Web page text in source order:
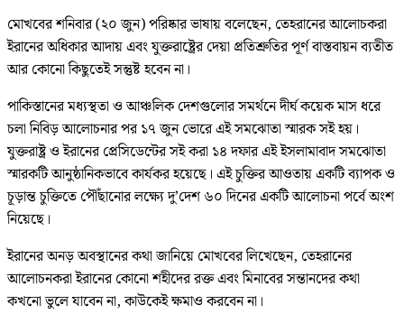
মোখবের শনিবার (২০ জুন) পরিষ্কার ভাষায় বলেছেন, তেহরানের আলোচকরা
ইরানের অধিকার আদায় এবং যুক্তরাষ্ট্রের দেয়া প্রতিশ্রুতির পূর্ণ বাস্তবায়ন ব্যতীত
আর কোনো কিছুতেই সন্তুষ্ট হবেন না।
পাকিস্তানের মধ্যস্থতা ও আঞ্চলিক দেশগুলোর সমর্থনে দীর্ঘ কয়েক মাস ধরে
চলা নিবিড় আলোচনার পর ১৭ জুন ভোরে এই সমঝোতা স্মারক সই হয়।
যুক্তরাষ্ট্র ও ইরানের প্রেসিডেন্টের সই করা ১৪ দফার এই ইসলামাবাদ সমঝোতা
স্মারকটি আনুষ্ঠানিকভাবে কার্যকর হয়েছে। এই চুক্তির আওতায় একটি ব্যাপক ও
চূড়ান্ত চুক্তিতে পৌঁছানোর লক্ষ্যে দু’দেশ ৬০ দিনের একটি আলোচনা পর্বে অংশ
নিয়েছে।
ইরানের অনড় অবস্থানের কথা জানিয়ে মোখবের লিখেছেন, তেহরানের
আলোচনকরা ইরানের কোনো শহীদের রক্ত এবং মিনাবের সন্তানদের কথা
কখনো ভুলে যাবেন না, কাউকেই ক্ষমাও করবেন না।